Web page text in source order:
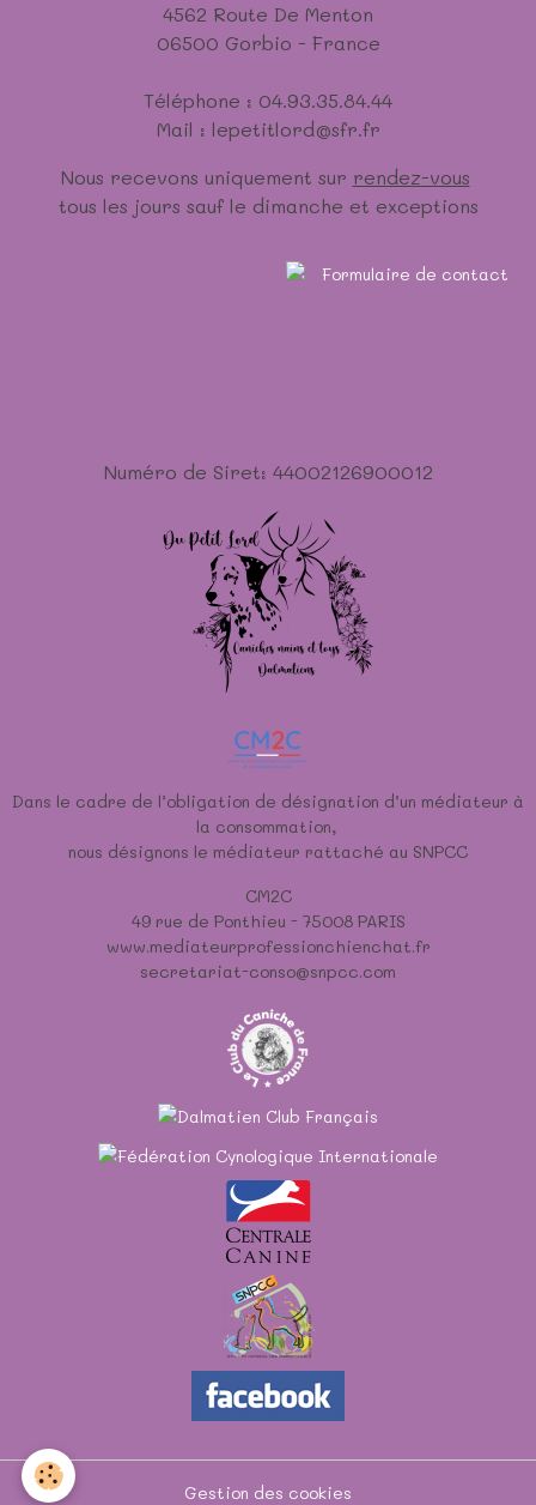
4562 Route De Menton
06500 Gorbio - France
Téléphone : 04.93.35.84.44
Mail : lepetitlord@sfr.fr
Nous recevons uniquement sur rendez-vous
tous les jours sauf le dimanche et exceptions
Numéro de Siret: 44002126900012
Dans le cadre de l’obligation de désignation d’un médiateur à
la consommation,
nous désignons le médiateur rattaché au SNPCC
CM2C
49 rue de Ponthieu - 75008 PARIS
www.mediateurprofessionchienchat.fr
secretariat-conso@snpcc.com
Gestion des cookies